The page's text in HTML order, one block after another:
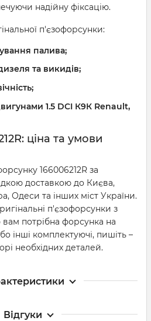
надійну фіксацію.
п'єзофорсунки:
палива;
та викидів;
1.5 DCI К9К Renault,
ціна та умови
166006212R за
доставкою до Києва,
Одеси та інших міст України.
п'єзофорсунки з
вам потрібна форсунка на
інші комплектуючі, пишіть –
необхідних деталей.
Відгуки